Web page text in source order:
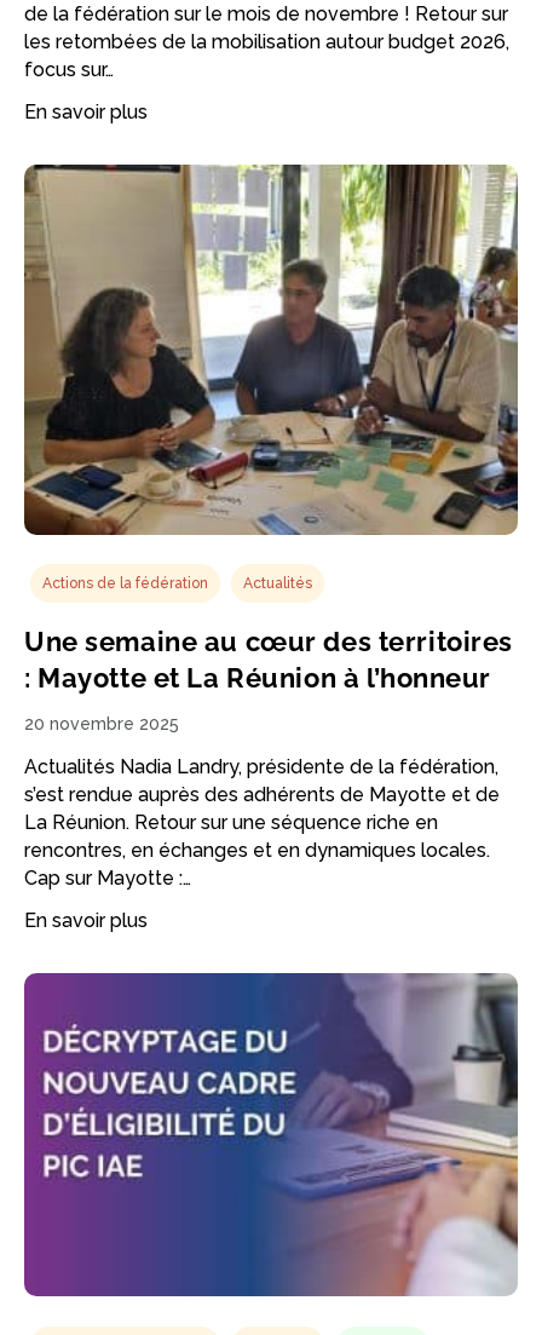
de la fédération sur le mois de novembre ! Retour sur
les retombées de la mobilisation autour budget 2026,
focus sur…
En savoir plus
Actions de la fédération Actualités
Une semaine au cœur des territoires
: Mayotte et La Réunion à l’honneur
20 novembre 2025
Actualités Nadia Landry, présidente de la fédération,
s’est rendue auprès des adhérents de Mayotte et de
La Réunion. Retour sur une séquence riche en
rencontres, en échanges et en dynamiques locales.
Cap sur Mayotte :…
En savoir plus